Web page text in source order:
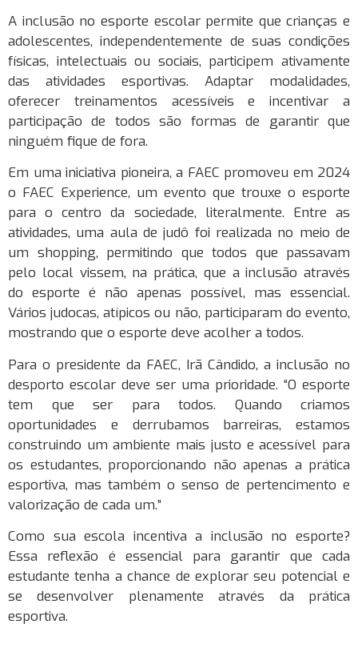
A inclusão no esporte escolar permite que crianças e
adolescentes, independentemente de suas condições
físicas, intelectuais ou sociais, participem ativamente
das atividades esportivas. Adaptar modalidades,
oferecer treinamentos acessíveis e incentivar a
participação de todos são formas de garantir que
ninguém fique de fora.
Em uma iniciativa pioneira, a FAEC promoveu em 2024
o FAEC Experience, um evento que trouxe o esporte
para o centro da sociedade, literalmente. Entre as
atividades, uma aula de judô foi realizada no meio de
um shopping, permitindo que todos que passavam
pelo local vissem, na prática, que a inclusão através
do esporte é não apenas possível, mas essencial.
Vários judocas, atípicos ou não, participaram do evento,
mostrando que o esporte deve acolher a todos.
Para o presidente da FAEC, Irã Cândido, a inclusão no
desporto escolar deve ser uma prioridade. “O esporte
tem que ser para todos. Quando criamos
oportunidades e derrubamos barreiras, estamos
construindo um ambiente mais justo e acessível para
os estudantes, proporcionando não apenas a prática
esportiva, mas também o senso de pertencimento e
valorização de cada um.”
Como sua escola incentiva a inclusão no esporte?
Essa reflexão é essencial para garantir que cada
estudante tenha a chance de explorar seu potencial e
se desenvolver plenamente através da prática
esportiva.